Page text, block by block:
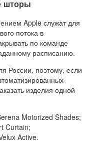
шторы
Apple служат для
потока в
по команде
расписанию.
России, поэтому, если
изделия одной
Motorized Shades;
Curtain;
Active.